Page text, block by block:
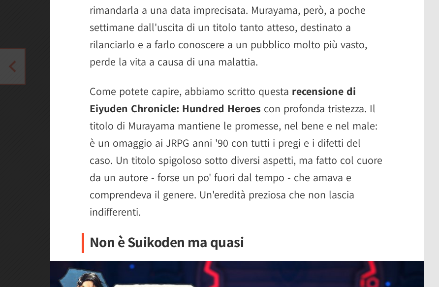
rimandarla a una data imprecisata. Murayama, però, a poche
settimane dall'uscita di un titolo tanto atteso, destinato a
rilanciarlo e a farlo conoscere a un pubblico molto più vasto,
perde la vita a causa di una malattia.
Come potete capire, abbiamo scritto questa recensione di
Eiyuden Chronicle: Hundred Heroes con profonda tristezza. Il
titolo di Murayama mantiene le promesse, nel bene e nel male:
è un omaggio ai JRPG anni '90 con tutti i pregi e i difetti del
caso. Un titolo spigoloso sotto diversi aspetti, ma fatto col cuore
da un autore - forse un po' fuori dal tempo - che amava e
comprendeva il genere. Un'eredità preziosa che non lascia
indifferenti.
Non è Suikoden ma quasi